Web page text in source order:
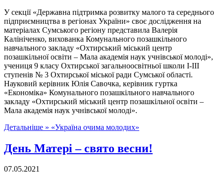
У секції «Державна підтримка розвитку малого та середнього
підприємництва в регіонах України» своє дослідження на
матеріалах Сумського регіону представила Валерія
Калініченко, вихованка Комунального позашкільного
навчального закладу «Охтирський міський центр
позашкільної освіти – Мала академія наук учнівської молоді»,
учениця 9 класу Охтирської загальноосвітньої школи І-ІІІ
ступенів № 3 Охтирської міської ради Сумської області.
Науковий керівник Юлія Савочка, керівник гуртка
«Економіка» Комунального позашкільного навчального
закладу «Охтирський міський центр позашкільної освіти –
Мала академія наук учнівської молоді».
Детальніше » «Україна очима молодих»
День Матері – свято весни!
07.05.2021